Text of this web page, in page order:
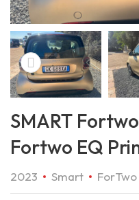
SMART
Fortwo EQ
2023 Smart